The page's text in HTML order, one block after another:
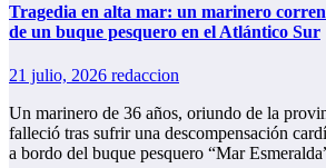
Tragedia en alta mar: un marinero
de un buque pesquero en el Atlántico Sur
21 julio, 2026 redaccion
Un marinero de 36 años, oriundo de la
falleció tras sufrir una descompensación
a bordo del buque pesquero “Mar